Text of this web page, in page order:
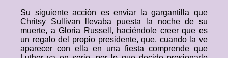
Su siguiente acción es enviar la gargantilla que
Chritsy Sullivan llevaba puesta la noche de su
muerte, a Gloria Russell, haciéndole creer que es
un regalo del propio presidente, que, cuando la ve
aparecer con ella en una fiesta comprende que